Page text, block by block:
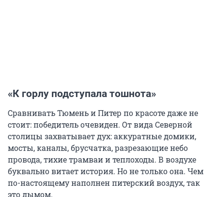
«К горлу подступала тошнота»
Сравнивать Тюмень и Питер по красоте даже не
стоит: победитель очевиден. От вида Северной
столицы захватывает дух: аккуратные домики,
мосты, каналы, брусчатка, разрезающие небо
провода, тихие трамваи и теплоходы. В воздухе
буквально витает история. Но не только она. Чем
по-настоящему наполнен питерский воздух, так
это дымом.